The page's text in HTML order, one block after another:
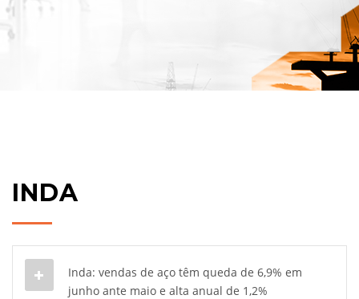
INDA
Inda: vendas de aço têm queda de 6,9% em
junho ante maio e alta anual de 1,2%